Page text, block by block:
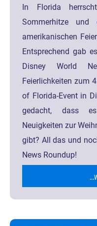
In Florida
Sommerhitze und
amerikanischen
Entsprechend gab
Disney World
Feierlichkeiten zum
of Florida-Event in
gedacht, dass
Neuigkeiten zur
gibt? All das und
News Roundup!